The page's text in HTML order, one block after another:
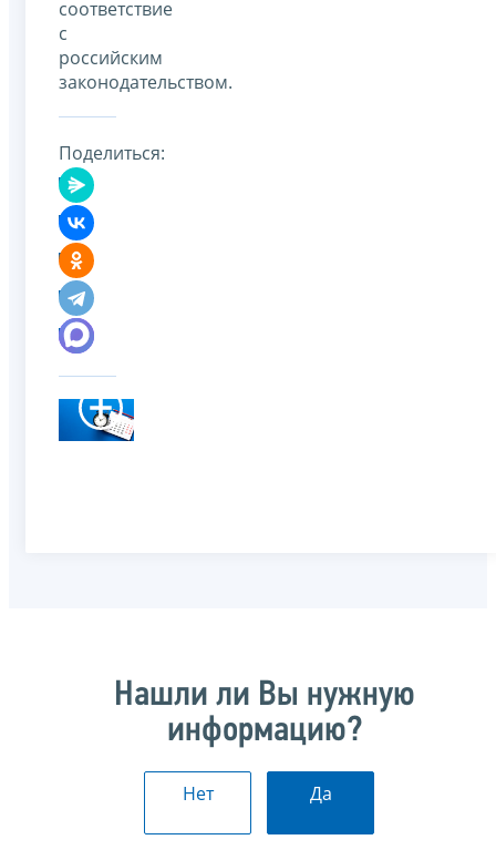
соответствие
с
российским
законодательством.
Поделиться:
Нашли ли Вы нужную
информацию?
Нет Да